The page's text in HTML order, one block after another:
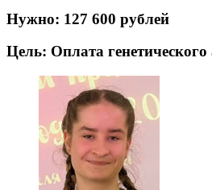
Нужно: 127 600 рублей
Цель: Оплата